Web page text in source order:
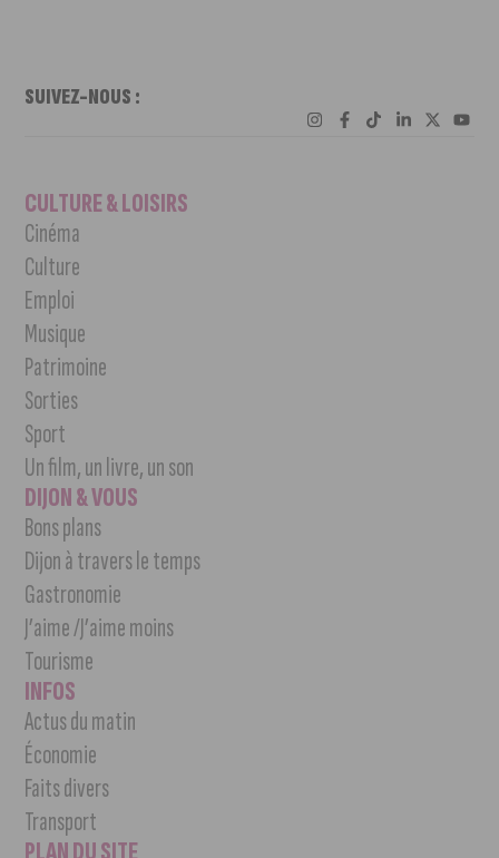
SUIVEZ-NOUS :
CULTURE & LOISIRS
Cinéma
Culture
Emploi
Musique
Patrimoine
Sorties
Sport
Un film, un livre, un son
DIJON & VOUS
Bons plans
Dijon à travers le temps
Gastronomie
J’aime /J’aime moins
Tourisme
INFOS
Actus du matin
Économie
Faits divers
Transport